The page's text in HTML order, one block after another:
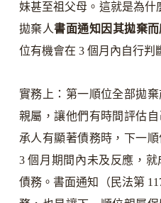
妹甚至祖父母。這就是為什
拋棄人書面通知因其拋棄
位有機會在 3 個月內自行判
實務上：第一順位全部拋
親屬，讓他們有時間評估
承人有顯著債務時，下一
3 個月期間內未及反應，
債務。書面通知（民法第